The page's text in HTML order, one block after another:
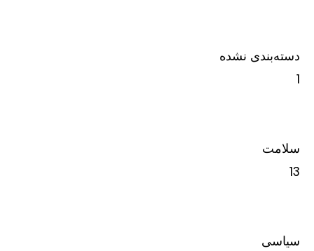
دسته‌بندی نشده
1
سلامت
13
سیاسی